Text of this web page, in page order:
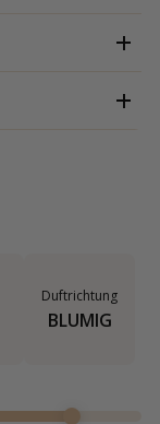
Duftrichtung
BLUMIG